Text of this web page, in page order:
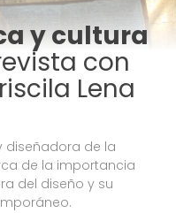
y cultura
con
Lena
diseñadora de la
de la importancia
del diseño y su